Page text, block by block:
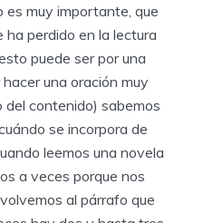
muy importante, que
ha perdido en la lectura
puede ser por una
una oración muy
del contenido) sabemos
se incorpora de
leemos una novela
a veces porque nos
al párrafo que